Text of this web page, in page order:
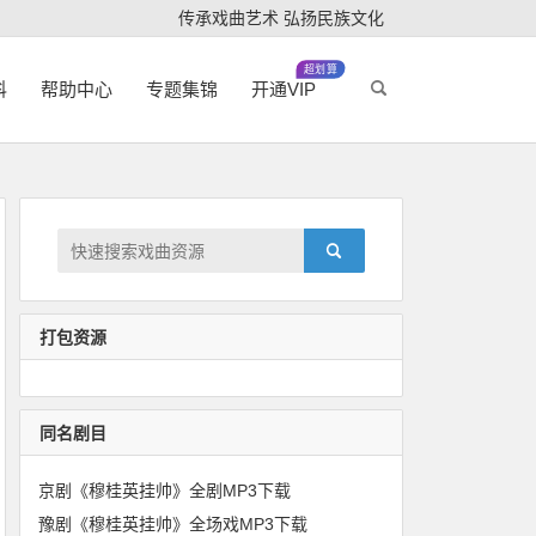
传承戏曲艺术 弘扬民族文化
帮助中心 专题集锦 开通VIP
超划算
打包资源
同名剧目
京剧《穆桂英挂帅》全剧MP3下载
豫剧《穆桂英挂帅》全场戏MP3下载